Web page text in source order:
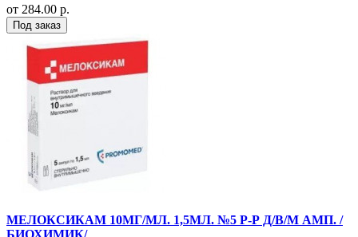
от 284.00 р.
Под заказ
МЕЛОКСИКАМ 10МГ/МЛ. 1,5МЛ. №5 Р-Р Д/В/М АМП. /
БИОХИМИК/